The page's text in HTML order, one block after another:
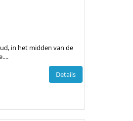
in het midden van de
Details